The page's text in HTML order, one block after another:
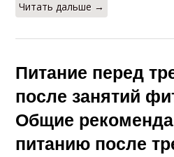
Читать дальше →
Питание перед
после занятий
Общие
питанию после